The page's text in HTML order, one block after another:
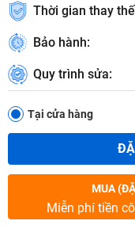
Thời gian thay
Bảo hành:
Quy trình sửa:
Tại cửa hàng
MUA
Miễn phí tiền